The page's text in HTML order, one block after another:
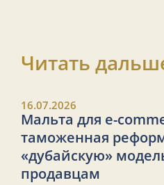
Читать
16.07.2026
Мальта для e-
таможенная
«дубайскую»
продавцам